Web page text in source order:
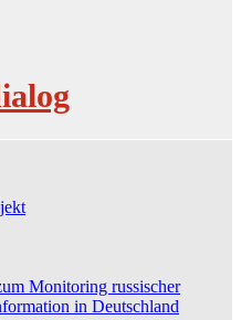
Monitoring russischer
in Deutschland